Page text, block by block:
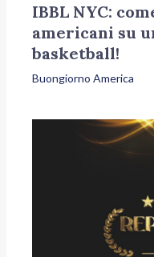
IBBL NYC:
americani su
basketball!
Buongiorno America